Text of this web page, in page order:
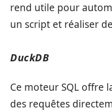
rend utile pour
un script et réaliser
DuckDB
Ce moteur SQL offre
des requêtes